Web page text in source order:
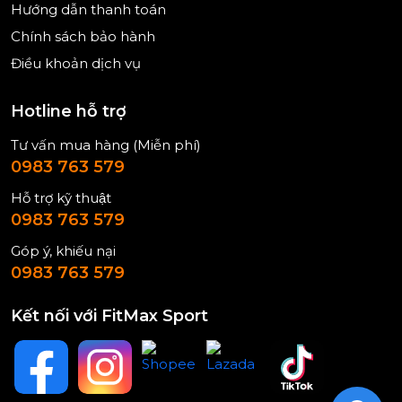
2. Yên ghế bọc da PU, đệm dày 5 cm
Yên ghế dùng đệm dày 5 cm, bọc da PU. Phần
đệm giúp người tập nằm ổn định hơn khi đẩy
ngực, tập tay hoặc thực hiện các bài có điểm tựa
Hướng dẫn thanh toán
Chính sách bảo hành
Điều khoản dịch vụ
Hotline hỗ trợ
Tư vấn mua hàng (Miễn phí)
0983 763 579
Hỗ trợ kỹ thuật
0983 763 579
Góp ý, khiếu nại
0983 763 579
Kết nối với FitMax Sport